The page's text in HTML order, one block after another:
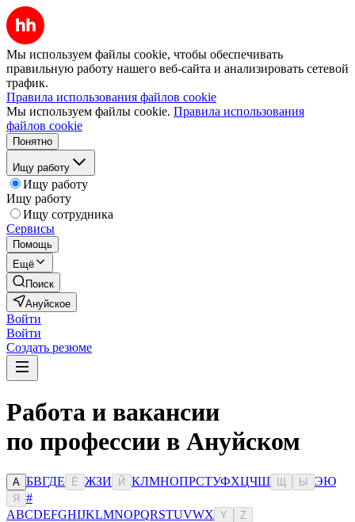
Мы используем файлы cookie, чтобы обеспечивать
правильную работу нашего веб-сайта и анализировать сетевой
трафик.
Правила использования файлов cookie
Мы используем файлы cookie. Правила использования
файлов cookie
Понятно
Ищу работу
Ищу работу
Ищу работу
Ищу сотрудника
Сервисы
Помощь
Ещё
Поиск
Ануйское
Войти
Войти
Создать резюме
Работа и вакансии
по профессии в Ануйском
А БВГДЕ Ё ЖЗИ Й КЛМНОПРСТУФХЦЧШ Ы ЭЮ
Я
#
ABCDEFGHIJKLMNOPQRSTUVWX Y Z